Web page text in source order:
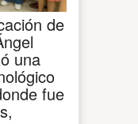
de
una
fue